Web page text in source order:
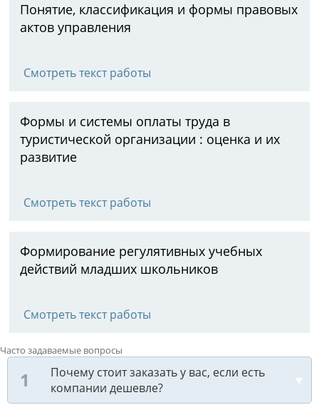
Понятие, классификация и формы правовых
актов управления
Смотреть текст работы
Формы и системы оплаты труда в
туристической организации : оценка и их
развитие
Смотреть текст работы
Формирование регулятивных учебных
действий младших школьников
Смотреть текст работы
Часто задаваемые вопросы
Почему стоит заказать у вас, если есть
компании дешевле?